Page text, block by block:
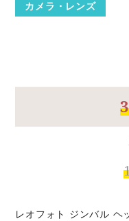
カメラ・レンズ
レオフォト ジンバル ヘ